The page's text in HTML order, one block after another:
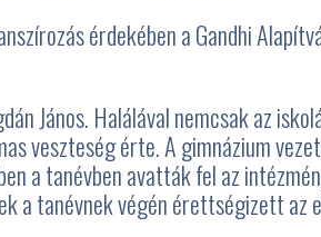
érdekében a Gandhi
János. Halálával nemcsak az
veszteség érte. A gimnázium
a tanévben avatták fel az
a tanévnek végén érettségizett az